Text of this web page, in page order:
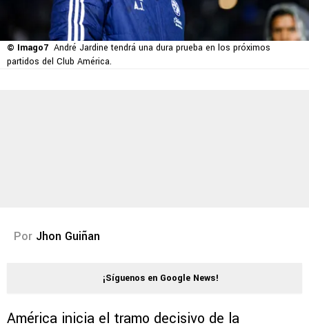
© Imago7 André Jardine tendrá una dura prueba en los próximos
partidos del Club América.
Por Jhon Guiñan
¡Síguenos en Google News!
América inicia el tramo decisivo de la